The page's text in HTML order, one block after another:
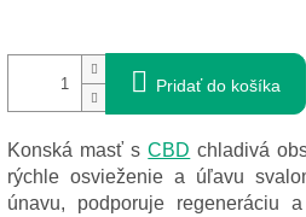
Pridať do košíka
Konská masť sCBD chladivá
rýchle osvieženie a úľavu
únavu, podporuje regeneráciu